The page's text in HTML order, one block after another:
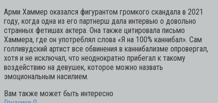
Арми Хаммер оказался фигурантом громкого скандала в 2021
году, когда одна из его партнерш дала интервью о довольно
странных фетишах актера. Она также цитировала письмо
Хаммера, где он употреблял слова «Я на 100% каннибал». Сам
голливудский артист все обвинения в каннибализме опровергал,
хотя и не исключал, что неоднократно прибегал к такому
воздействию на девушек, которое можно назвать
эмоциональным насилием.
Вам также может быть интересно